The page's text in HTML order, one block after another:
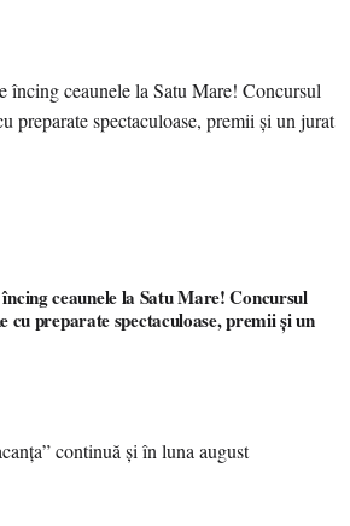
cu preparate spectaculoase, premii și un